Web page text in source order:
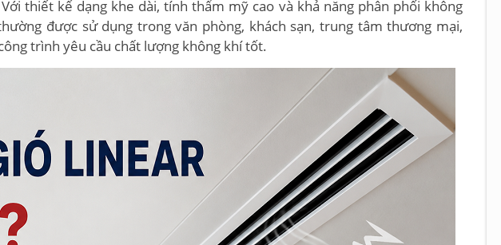
thiết kế dạng khe dài, tính thẩm mỹ cao và khả năng phân phối không
được sử dụng trong văn phòng, khách sạn, trung tâm thương mại,
trình yêu cầu chất lượng không khí tốt.